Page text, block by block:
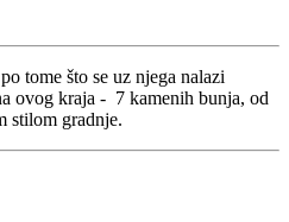
tome što se uz njega nalazi
ovog kraja - 7 kamenih bunja, od
stilom gradnje.